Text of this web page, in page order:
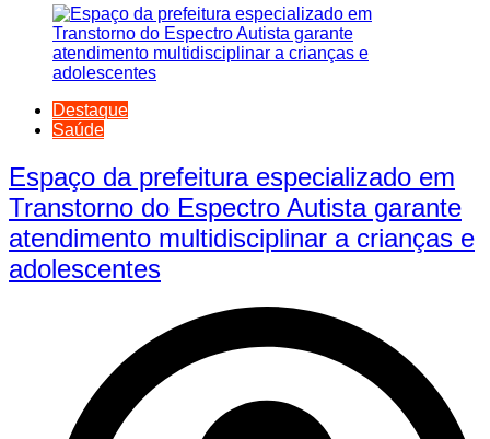
Destaque
Saúde
Espaço da prefeitura especializado em
Transtorno do Espectro Autista garante
atendimento multidisciplinar a crianças e
adolescentes